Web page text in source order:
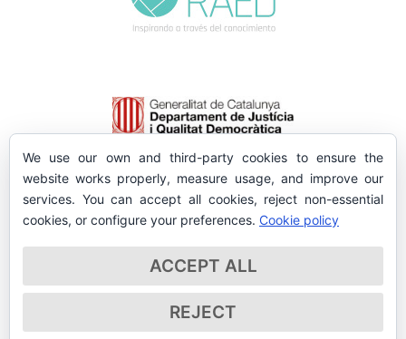
We use our own and third-party cookies to ensure the
website works properly, measure usage, and improve our
services. You can accept all cookies, reject non-essential
cookies, or configure your preferences. Cookie policy
ACCEPT ALL
REJECT